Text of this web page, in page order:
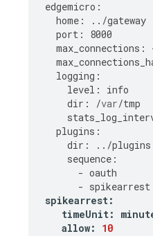
edgemicro :
home : ../gateway
port :
8000
max_connections :
logging :
level :
info
dir : /var/tmp
plugins :
dir : ../plugins
sequence :
- oauth
- spikearrest
spikearrest:
timeUnit:
allow: 10